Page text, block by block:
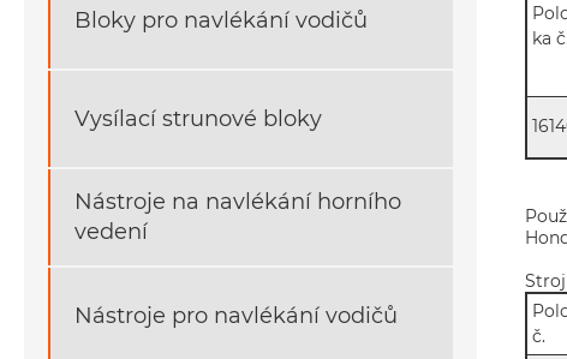
Bloky pro navlékání vodičů
Vysílací strunové bloky
Nástroje na navlékání horního
vedení
Nástroje pro navlékání vodičů
ka č.
č.